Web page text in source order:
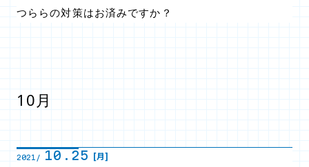
つららの対策はお済みですか？
10月
2021/ 10.25 [月]